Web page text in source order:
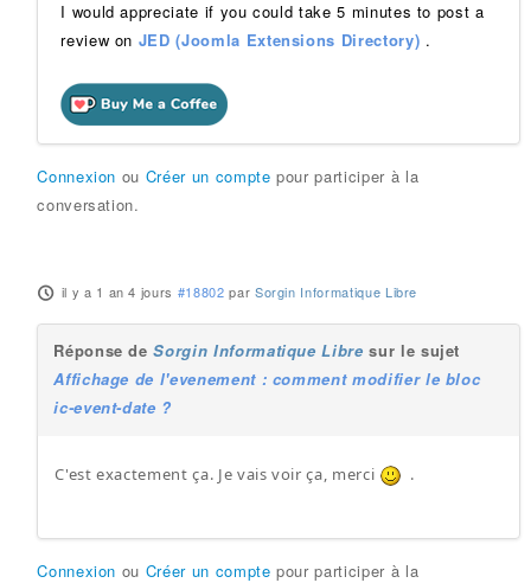
I would appreciate if you could take 5 minutes to post a
review on JED (Joomla Extensions Directory) .
Connexion ou Créer un compte pour participer à la
conversation.
il y a 1 an 4 jours #18802 par Sorgin Informatique Libre
Réponse deSorgin Informatique Libre sur le sujet
Affichage de l'evenement : comment modifier le bloc
ic-event-date ?
C'est exactement ça. Je vais voir ça, merci .
Connexion ou Créer un compte pour participer à la